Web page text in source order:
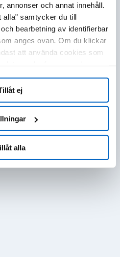
annonser och annat innehåll.
alla" samtycker du till
bearbetning av identifierbar
anges ovan. Om du klickar
att använda cookies som
vår webbplats. Du kan
återkalla ditt samtycke
inställningar" i sidfoten på
alla
ej